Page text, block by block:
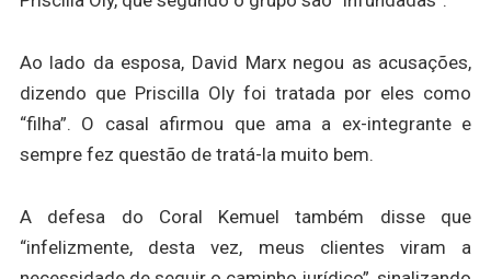
Ao lado da esposa, David Marx negou as acusações,
dizendo que Priscilla Oly foi tratada por eles como
“filha”. O casal afirmou que ama a ex-integrante e
sempre fez questão de tratá-la muito bem.
A defesa do Coral Kemuel também disse que
“infelizmente, desta vez, meus clientes viram a